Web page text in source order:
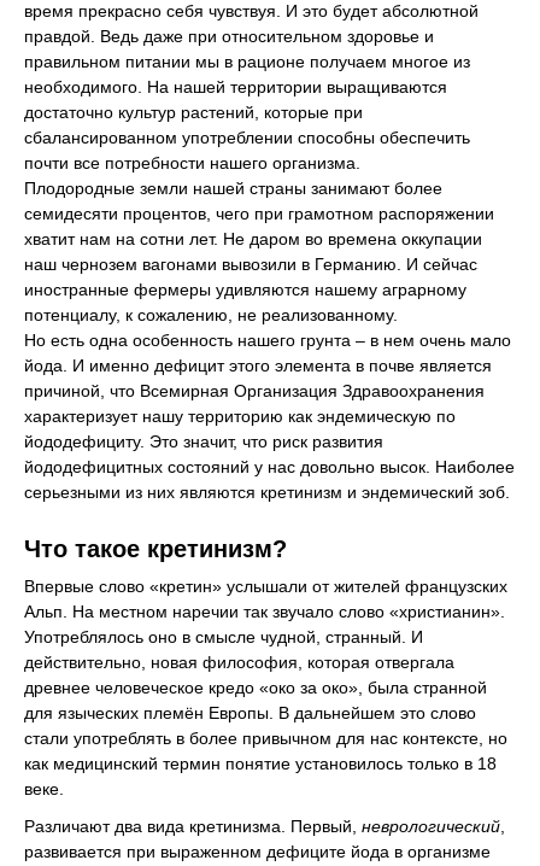
время прекрасно себя чувствуя. И это будет абсолютной
правдой. Ведь даже при относительном здоровье и
правильном питании мы в рационе получаем многое из
необходимого. На нашей территории выращиваются
достаточно культур растений, которые при
сбалансированном употреблении способны обеспечить
почти все потребности нашего организма.
Плодородные земли нашей страны занимают более
семидесяти процентов, чего при грамотном распоряжении
хватит нам на сотни лет. Не даром во времена оккупации
наш чернозем вагонами вывозили в Германию. И сейчас
иностранные фермеры удивляются нашему аграрному
потенциалу, к сожалению, не реализованному.
Но есть одна особенность нашего грунта – в нем очень мало
йода. И именно дефицит этого элемента в почве является
причиной, что Всемирная Организация Здравоохранения
характеризует нашу территорию как эндемическую по
йододефициту. Это значит, что риск развития
йододефицитных состояний у нас довольно высок. Наиболее
серьезными из них являются кретинизм и эндемический зоб.
Что такое кретинизм?
Впервые слово «кретин» услышали от жителей французских
Альп. На местном наречии так звучало слово «христианин».
Употреблялось оно в смысле чудной, странный. И
действительно, новая философия, которая отвергала
древнее человеческое кредо «око за око», была странной
для языческих племён Европы. В дальнейшем это слово
стали употреблять в более привычном для нас контексте, но
как медицинский термин понятие установилось только в 18
веке.
Различают два вида кретинизма. Первый, неврологический
развивается при выраженном дефиците йода в организме